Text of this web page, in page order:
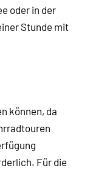
oder in der
Stunde mit
können, da
Für die